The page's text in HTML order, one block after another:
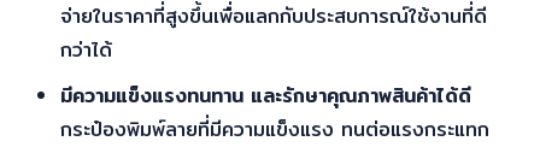
จ่ายในราคาที่สูงขึ้นเพื่อแลกกับประสบการณ์ใช้งานที่ดี
กว่าได้
มีความแข็งแรงทนทาน และรักษาคุณภาพสินค้าได้ดี
กระป๋องพิมพ์ลายที่มีความแข็งแรง ทนต่อแรงกระแทก